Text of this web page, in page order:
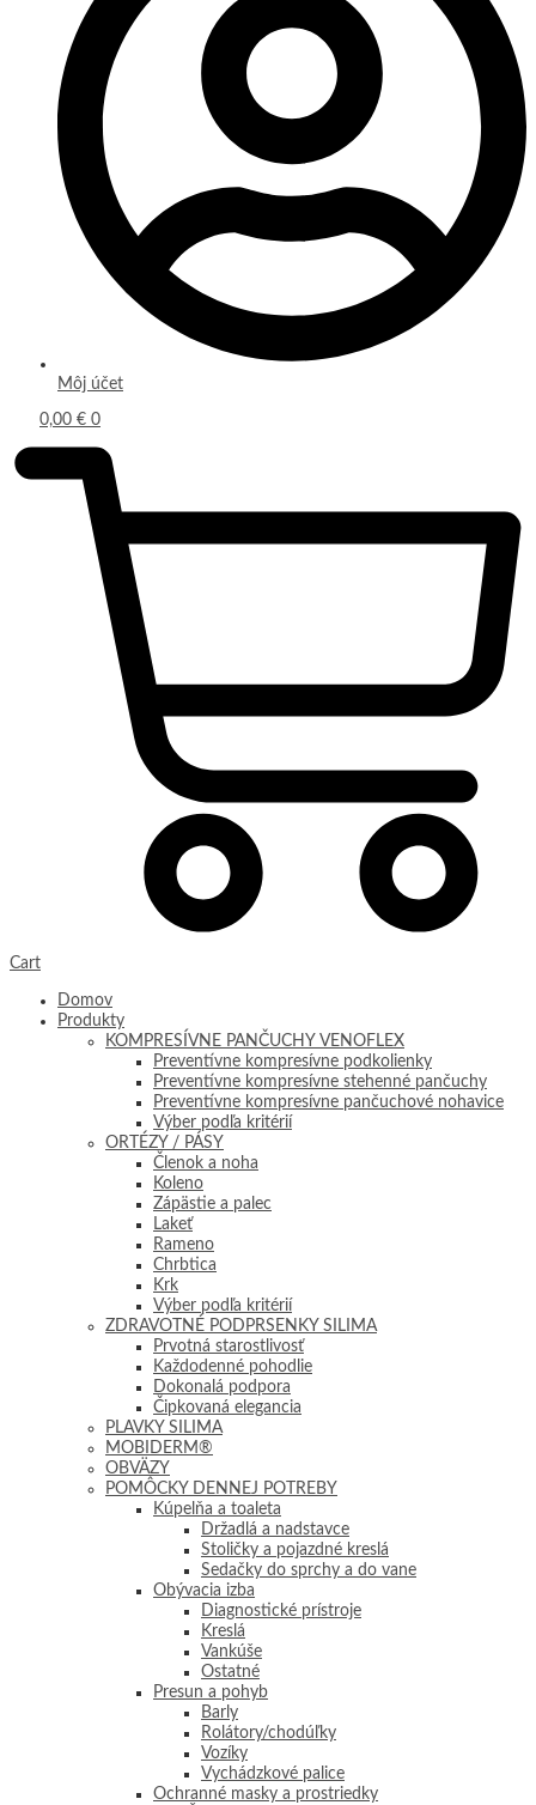
Môj účet
0,00 € 0
Cart
Domov
Produkty
KOMPRESÍVNE PANČUCHY VENOFLEX
Preventívne kompresívne podkolienky
Preventívne kompresívne stehenné pančuchy
Preventívne kompresívne pančuchové nohavice
Výber podľa kritérií
ORTÉZY / PÁSY
Členok a noha
Koleno
Zápästie a palec
Lakeť
Rameno
Chrbtica
Krk
Výber podľa kritérií
ZDRAVOTNÉ PODPRSENKY SILIMA
Prvotná starostlivosť
Každodenné pohodlie
Dokonalá podpora
Čipkovaná elegancia
PLAVKY SILIMA
MOBIDERM®
OBVÄZY
POMÔCKY DENNEJ POTREBY
Kúpelňa a toaleta
Držadlá a nadstavce
Stoličky a pojazdné kreslá
Sedačky do sprchy a do vane
Obývacia izba
Diagnostické prístroje
Kreslá
Vankúše
Ostatné
Presun a pohyb
Barly
Rolátory/chodúľky
Vozíky
Vychádzkové palice
Ochranné masky a prostriedky